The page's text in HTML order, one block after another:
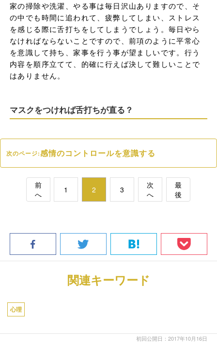
家の掃除や洗濯、やる事は毎日沢山ありますので、そ
の中でも時間に追われて、疲弊してしまい、ストレス
を感じる際に舌打ちをしてしまうでしょう。毎日やら
なければならないことですので、前項のように平常心
を意識して持ち、家事を行う事が望ましいです。行う
内容を順序立てて、的確に行えば決して難しいことで
はありません。
マスクをつければ舌打ちが直る？
次のページ:感情のコントロールを意識する
前
へ
1 2 3
次
へ
最
後
関連キーワード
心理
初回公開日：2017年10月16日